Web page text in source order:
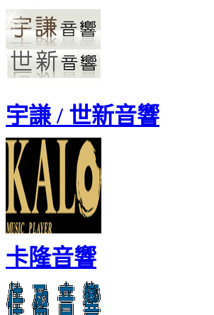
宇謙 / 世新音響
卡隆音響